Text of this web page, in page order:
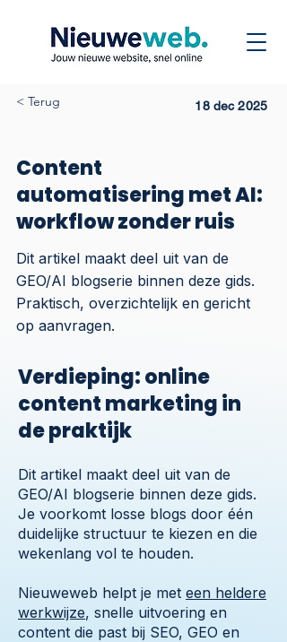
< Terug 18 dec 2025
Content
automatisering met AI:
workflow zonder ruis
Dit artikel maakt deel uit van de
GEO/AI blogserie binnen deze gids.
Praktisch, overzichtelijk en gericht
op aanvragen.
Verdieping: online
content marketing in
de praktijk
Dit artikel maakt deel uit van de
GEO/AI blogserie binnen deze gids.
Je voorkomt losse blogs door één
duidelijke structuur te kiezen en die
wekenlang vol te houden.
Nieuweweb helpt je met een heldere
werkwijze, snelle uitvoering en
content die past bij SEO, GEO en